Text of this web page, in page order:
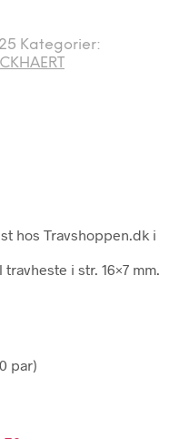
Kategorier:
hos Travshoppen.dk i
i str. 16×7 mm.
par)